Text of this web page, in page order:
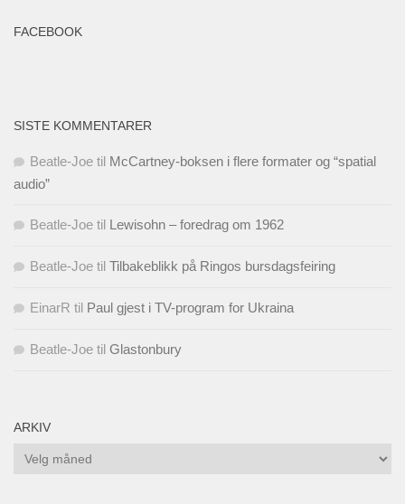
FACEBOOK
SISTE KOMMENTARER
Beatle-Joe til McCartney-boksen i flere formater og “spatial
audio”
Beatle-Joe til Lewisohn – foredrag om 1962
Beatle-Joe til Tilbakeblikk på Ringos bursdagsfeiring
EinarR til Paul gjest i TV-program for Ukraina
Beatle-Joe til Glastonbury
ARKIV
Arkiv